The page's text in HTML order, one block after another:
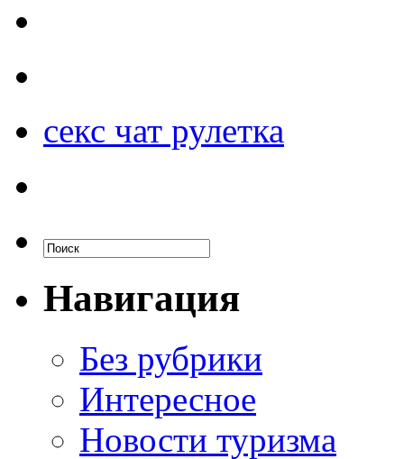
секс чат рулетка
Навигация
Без рубрики
Интересное
Новости туризма